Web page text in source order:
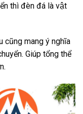
thì đèn đá là vật
cũng mang ý nghĩa
Giúp tổng thể